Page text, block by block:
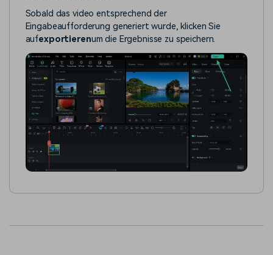
Sobald das video entsprechend der
Eingabeaufforderung generiert wurde, klicken Sie
aufexportierenum die Ergebnisse zu speichern.